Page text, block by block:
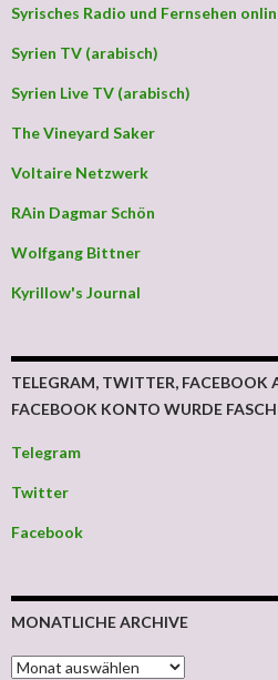
Syrisches Radio und Fernsehen
Syrien TV (arabisch)
Syrien Live TV (arabisch)
The Vineyard Saker
Voltaire Netzwerk
RAin Dagmar Schön
Wolfgang Bittner
Kyrillow's Journal
TELEGRAM, TWITTER, FACEBOOK
FACEBOOK KONTO WURDE
Telegram
Twitter
Facebook
MONATLICHE ARCHIVE
MONATLICHE ARCHIVE